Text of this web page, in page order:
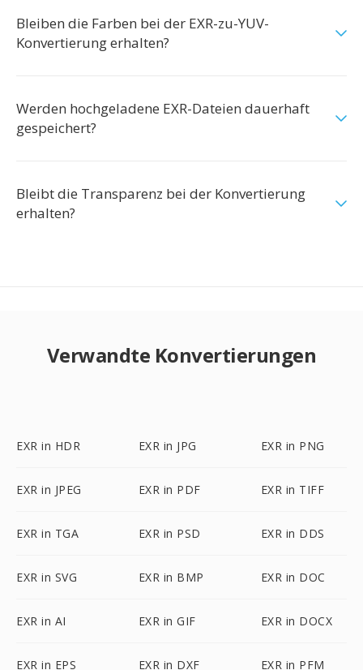
Bleiben die Farben bei der EXR-zu-YUV-
Konvertierung erhalten?
Werden hochgeladene EXR-Dateien dauerhaft
gespeichert?
Bleibt die Transparenz bei der Konvertierung
erhalten?
Verwandte Konvertierungen
EXR in HDR EXR in JPG EXR in PNG
EXR in JPEG EXR in PDF EXR in TIFF
EXR in TGA EXR in PSD EXR in DDS
EXR in SVG EXR in BMP EXR in DOC
EXR in AI EXR in GIF EXR in DOCX
EXR in EPS EXR in DXF EXR in PFM